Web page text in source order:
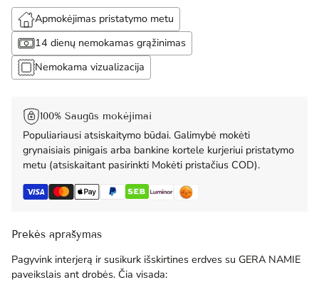
Apmokėjimas pristatymo metu
14 dienų nemokamas grąžinimas
Nemokama vizualizacija
100% Saugūs mokėjimai
Populiariausi atsiskaitymo būdai. Galimybė mokėti
grynaisiais pinigais arba bankine kortele kurjeriui pristatymo
metu (atsiskaitant pasirinkti Mokėti pristačius COD).
Prekės aprašymas
Pagyvink interjerą ir susikurk išskirtines erdves su GERA NAMIE
paveikslais ant drobės. Čia visada: